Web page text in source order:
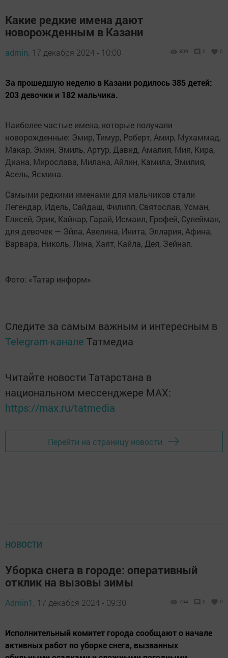
Какие редкие имена дают
новорожденным в Казани
admin, 17 декабря 2024 - 10:00 809 0 0
За прошедшую неделю в Казани родилось 385 детей:
203 девочки и 182 мальчика.
Наиболее частые имена, которые получали
новорожденные: Эмир, Тимур, Роберт, Амир, Мухаммад,
Макар, Эмин, Эмиль, Артур, Давид, Амалия, Мия, Кира,
Диана, Мирослава, Милана, Айлин, Камила, Эмилия,
Асель, Ясмина.
Самыми редкими именами для мальчиков стали
Легендар, Идель, Сайдаш, Филипп, Святослав, Усман,
Елисей, Эрик, Кайнар, Гарай, Исмаил, Ерофей, Сулейман,
для девочек — Эйла, Авелина, Инита, Эллария, Афина,
Варвара, Николь, Лина, Хаят, Кайла, Дея, Зейнап.
Фото: «Татар информ»
Следите за самым важным и интересным в
Telegram-канале Татмедиа
Читайте новости Татарстана в
национальном мессенджере MАХ:
https://max.ru/tatmedia
Перейти на страницу новости
НОВОСТИ
Уборка снега в городе: оперативный
отклик на вызовы зимы
Admin1, 17 декабря 2024 - 09:30 764 0 0
Исполнительный комитет города сообщают о начале
активных работ по уборке снега, вызванных